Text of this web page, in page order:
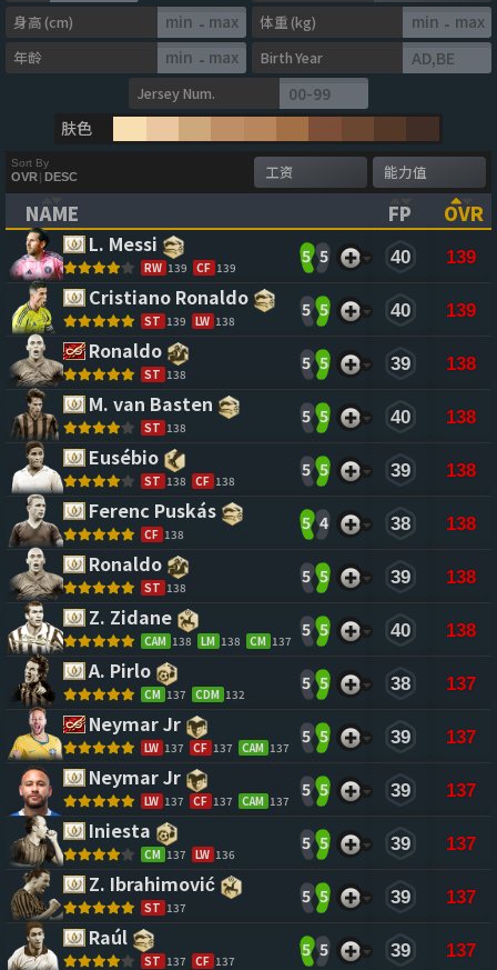
身高 (cm)
- 体重 (kg) -
年龄 -
Birth Year
Jersey Num.
肤色
Sort By
OVR| DESC
NAME
(CLICK TO CLEAR SORTING)
FP
OVR
L. Messi
RW 139 CF 139
5 5 40 139
Cristiano Ronaldo
ST 139 LW 138
5 5 40 139
Ronaldo
ST 138
5 5 39 138
M. van Basten
ST 138
5 5 40 138
Eusébio
ST 138 CF 138
5 5 39 138
Ferenc Puskás
CF 138
5 4 38 138
Ronaldo
ST 138
5 5 39 138
Z. Zidane
CAM 138 LM 138 CM 137
5 5 40 138
A. Pirlo
CM 137 CDM 132
5 5 38 137
Neymar Jr
LW 137 CF 137 CAM 137
5 5 39 137
Neymar Jr
LW 137 CF 137 CAM 137
5 5 39 137
Iniesta
CM 137 LW 136
5 5 39 137
Z. Ibrahimović
ST 137
5 5 39 137
Raúl
ST 137 CF 137
5 5 39 137